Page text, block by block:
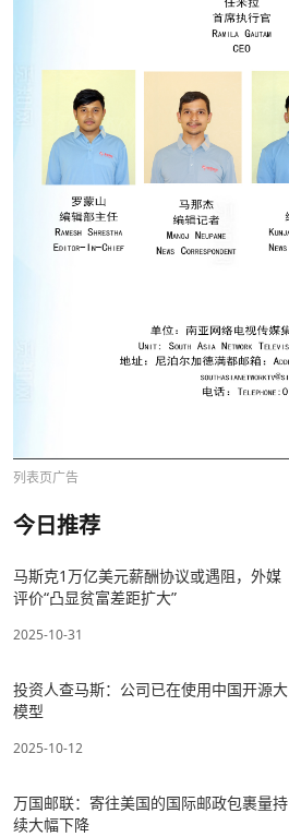
列表页广告
今日推荐
马斯克1万亿美元薪酬协议或遇阻，外媒
评价“凸显贫富差距扩大”
2025-10-31
投资人查马斯：公司已在使用中国开源大
模型
2025-10-12
万国邮联：寄往美国的国际邮政包裹量持
续大幅下降